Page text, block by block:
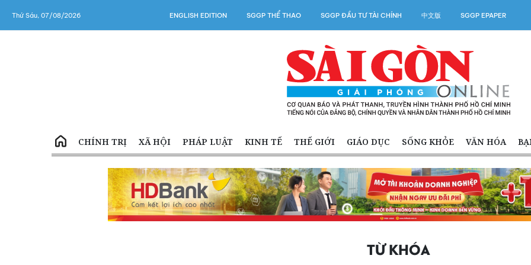
Thứ Sáu, 07/08/2026 ENGLISH EDITION SGGP THỂ THAO SGGP ĐẦU TƯ TÀI CHÍNH 中文版 SGGP EPAPER
CHÍNH TRỊ XÃ HỘI PHÁP LUẬT KINH TẾ THẾ GIỚI GIÁO DỤC SỐNG KHỎE VĂN HÓA
TỪ KHÓA